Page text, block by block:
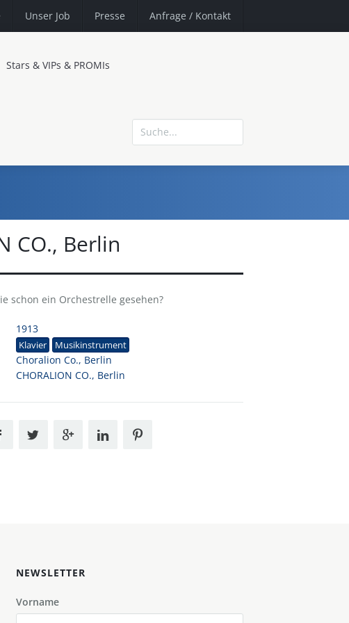
Unser Job Presse Anfrage / Kontakt
Stars & VIPs & PROMIs
CO., Berlin
schon ein Orchestrelle gesehen?
1913
Klavier Musikinstrument
Choralion Co., Berlin
CHORALION CO., Berlin
NEWSLETTER
Vorname